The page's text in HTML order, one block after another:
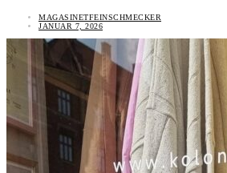
MAGASINETFEINSCHMECKER
JANUAR 7, 2026